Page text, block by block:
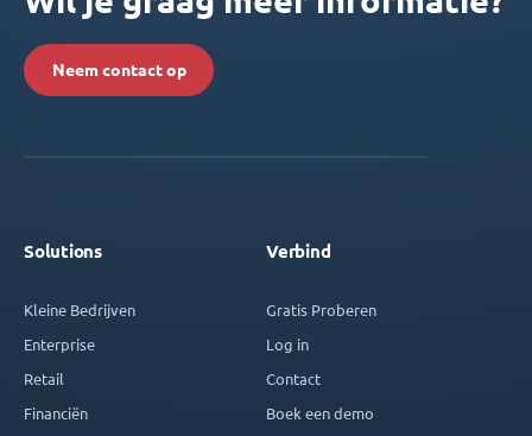
Neem contact op
Solutions
Kleine Bedrijven
Enterprise
Retail
Financiën
Verbind
Gratis Proberen
Log in
Contact
Boek een demo